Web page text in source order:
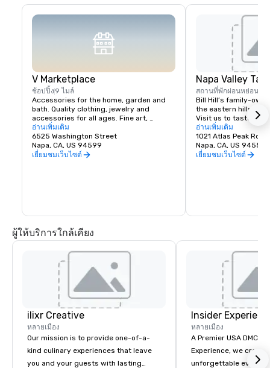
V Marketplace
ช้อปปิ้ง 9 ไมล์
Accessories for the home, garden and
bath. Quality clothing, jewelry and
accessories for all ages. Fine art,
gourmet foods, chocolates, wines and
wine tasting. Romantic gifts and
collectibles from Napa Valley and around
the world, complementing a delightful
อ่านเพิ่มเติม
6525 Washington Street
Napa, CA, US 94599
เยี่ยมชมเว็บไซต์
Napa Valley
สถานที่พักผ่อนหย่อนใจ
Bill Hill’s family-
the eastern hills of
Visit us to taste
38° & Tetra wines.
อ่านเพิ่มเติม
1021 Atlas Peak Rd
Napa, CA, US 94559
เยี่ยมชมเว็บไซต์
ผู้ให้บริการใกล้เคียง
ilixr Creative
หลายเมือง
Our mission is to provide one-of-a-
kind culinary experiences that leave
you and your guests with lasting
Insider
หลายเมือง
A Premier USA DMC Partner
Experience, we create
unforgettable events